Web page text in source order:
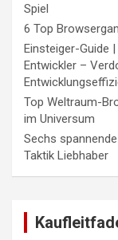
Spiel
6 Top
Einsteiger-Guide
Entwickler –
Top Weltraum-
im Universum
Sechs
Taktik Liebhaber